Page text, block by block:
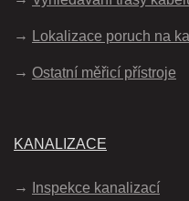
Lokalizace poruch na
Ostatní měřicí přístroje
KANALIZACE
Inspekce kanalizací